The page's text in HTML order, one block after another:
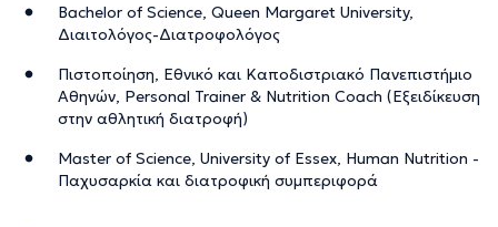
Bachelor of Science, Queen Margaret University,
Διαιτολόγος-Διατροφολόγος
Πιστοποίηση, Εθνικό και Καποδιστριακό Πανεπιστήμιο
Αθηνών, Personal Trainer & Nutrition Coach (Εξειδίκευση
στην αθλητική διατροφή)
Master of Science, University of Essex, Human Nutrition -
Παχυσαρκία και διατροφική συμπεριφορά